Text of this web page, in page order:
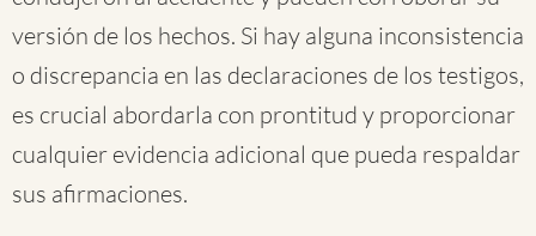
versión de los hechos. Si hay alguna inconsistencia
o discrepancia en las declaraciones de los testigos,
es crucial abordarla con prontitud y proporcionar
cualquier evidencia adicional que pueda respaldar
sus afirmaciones.